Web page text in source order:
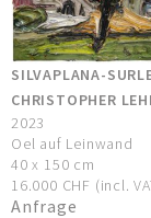
SILVAPLANA-
CHRISTOPHER
2023
Oel auf Leinwand
40 x 150 cm
16.000 CHF (incl.
Anfrage